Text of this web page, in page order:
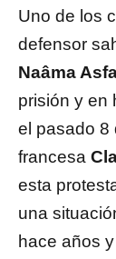
Uno de los
defensor
Naâma
prisión y en
el pasado 8
francesa
esta
una
hace años